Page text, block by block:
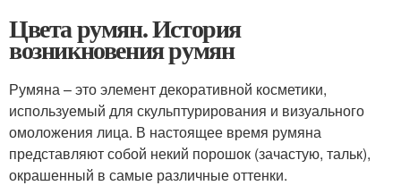
Цвета румян. История
возникновения румян
Румяна – это элемент декоративной косметики,
используемый для скульптурирования и визуального
омоложения лица. В настоящее время румяна
представляют собой некий порошок (зачастую, тальк),
окрашенный в самые различные оттенки.